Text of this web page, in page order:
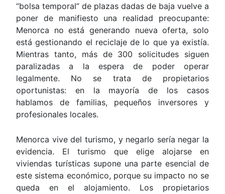
“bolsa temporal” de plazas dadas de baja vuelve a
poner de manifiesto una realidad preocupante:
Menorca no está generando nueva oferta, solo
está gestionando el reciclaje de lo que ya existía.
Mientras tanto, más de 300 solicitudes siguen
paralizadas a la espera de poder operar
legalmente. No se trata de propietarios
oportunistas: en la mayoría de los casos
hablamos de familias, pequeños inversores y
profesionales locales.
Menorca vive del turismo, y negarlo sería negar la
evidencia. El turismo que elige alojarse en
viviendas turísticas supone una parte esencial de
este sistema económico, porque su impacto no se
queda en el alojamiento. Los propietarios